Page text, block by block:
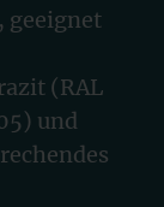
geeignet
(RAL
und